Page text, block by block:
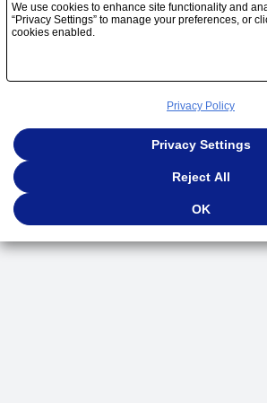
We use cookies to enhance site functionality and
“Privacy Settings” to manage your preferences, or
cookies enabled.
Privacy Policy
Privacy Settings
Reject All
OK